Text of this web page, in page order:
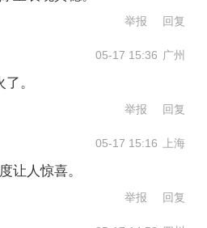
但后续华为需持续优
合作圈层，补齐生态
规模的同时夯实软硬
稳步实现长期规模化
机甲，“上路自由”还有
举报 回复
05-17 15:36 广州
。
举报 回复
05-17 15:16 上海
让人惊喜。
举报 回复